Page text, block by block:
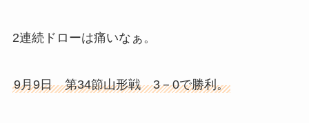
2連続ドローは痛いなぁ。
9月9日 第34節山形戦 3－0で勝利。